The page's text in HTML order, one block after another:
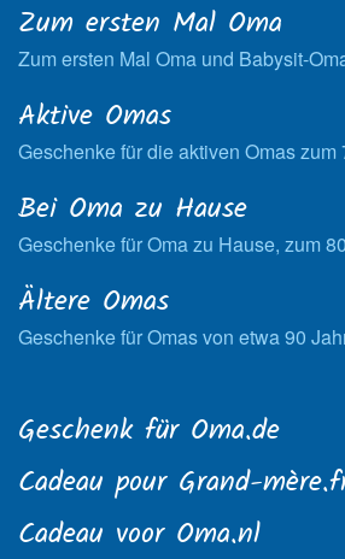
Zum ersten Mal Oma
Zum ersten Mal Oma und Babysit-
Aktive Omas
Geschenke für die aktiven Omas zum
Bei Oma zu Hause
Geschenke für Oma zu Hause, zum
Ältere Omas
Geschenke für Omas von etwa 90
Geschenk für Oma.de
Cadeau pour Grand-
Cadeau voor Oma.nl